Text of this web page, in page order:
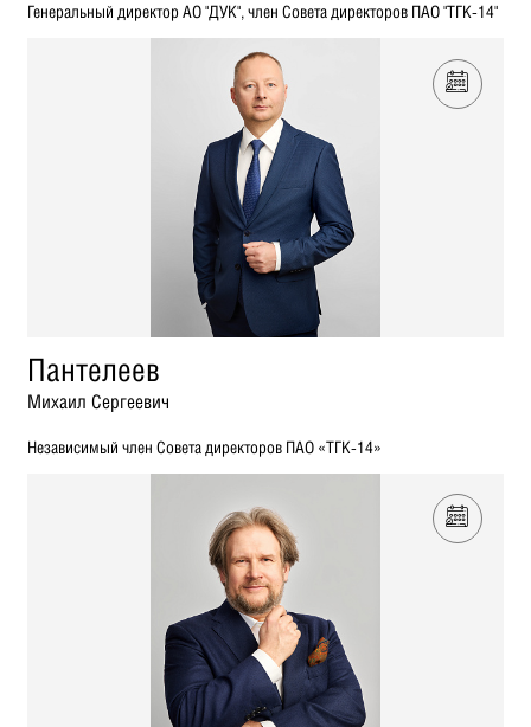
Генеральный директор АО "ДУК", член Совета директоров ПАО "ТГК-14"
Пантелеев
Михаил Сергеевич
Независимый член Совета директоров ПАО «ТГК-14»